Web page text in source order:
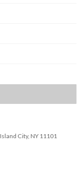
City, NY 11101